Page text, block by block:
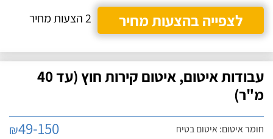
לצפייה בהצעות מחיר
2 הצעות מחיר
עבודות איטום, איטום קירות חוץ (עד 40
מ"ר)
חומר איטום: איטום בטיח ₪49-150